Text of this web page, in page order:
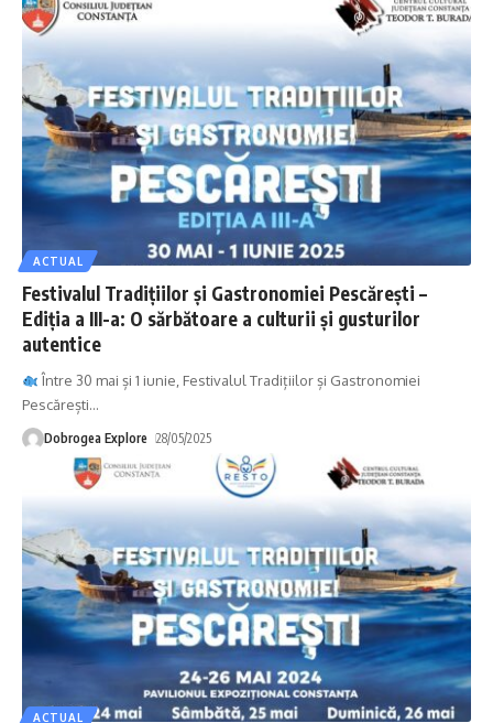
ACTUAL
Festivalul Tradițiilor și Gastronomiei Pescărești –
Ediția a III-a: O sărbătoare a culturii și gusturilor
autentice
Între 30 mai și 1 iunie, Festivalul Tradițiilor și Gastronomiei
Pescărești…
Dobrogea Explore 28/05/2025
ACTUAL